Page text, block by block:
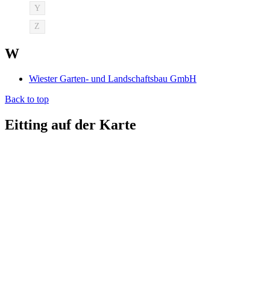
Y
Z
W
Wiester Garten- und Landschaftsbau GmbH
Back to top
Eitting auf der Karte